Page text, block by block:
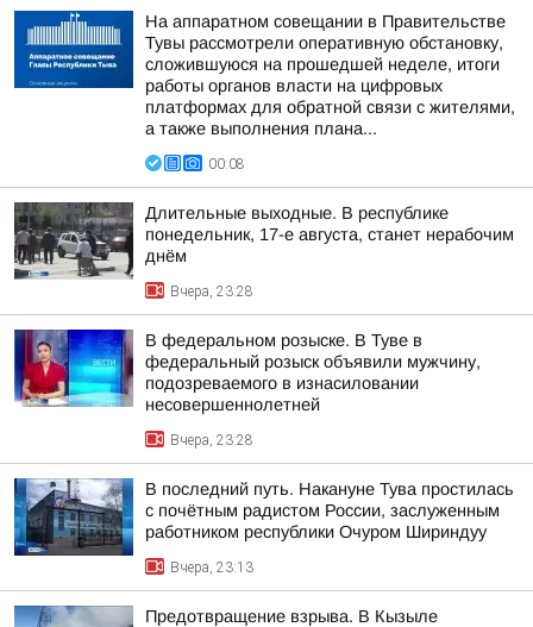
На аппаратном совещании в Правительстве
Тувы рассмотрели оперативную обстановку,
сложившуюся на прошедшей неделе, итоги
работы органов власти на цифровых
платформах для обратной связи с жителями,
а также выполнения плана...
00:08
Длительные выходные. В республике
понедельник, 17-е августа, станет нерабочим
днём
Вчера, 23:28
В федеральном розыске. В Туве в
федеральный розыск объявили мужчину,
подозреваемого в изнасиловании
несовершеннолетней
Вчера, 23:28
В последний путь. Накануне Тува простилась
с почётным радистом России, заслуженным
работником республики Очуром Шириндуу
Вчера, 23:13
Предотвращение взрыва. В Кызыле